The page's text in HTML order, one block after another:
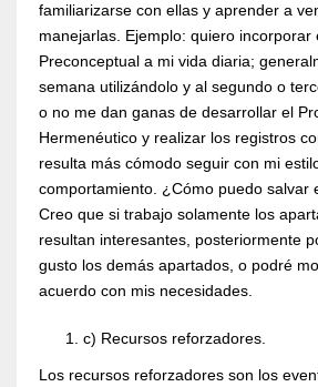
familiarizarse con ellas y aprender a
manejarlas. Ejemplo: quiero incorporar
Preconceptual a mi vida diaria;
semana utilizándolo y al segundo o
o no me dan ganas de desarrollar el
Hermenéutico y realizar los registros
resulta más cómodo seguir con mi
comportamiento. ¿Cómo puedo salvar
Creo que si trabajo solamente los
resultan interesantes, posteriormente
gusto los demás apartados, o podré
acuerdo con mis necesidades.
c) Recursos reforzadores.
Los recursos reforzadores son los